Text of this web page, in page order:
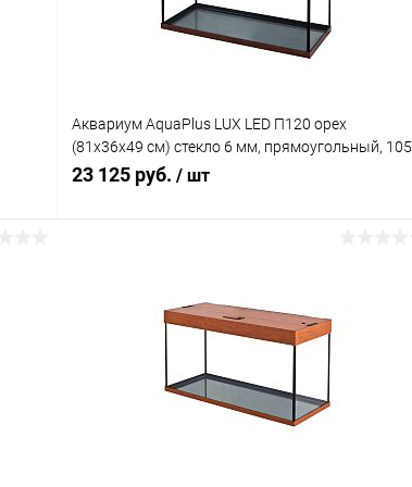
Аквариум AquaPlus LUX LED П120 орех
(81х36х49 см) стекло 6 мм, прямоугольный, 105
л., аквар. коврик
23 125 руб. / шт
Купить в 1 клик Сравнение
В избранное В наличии